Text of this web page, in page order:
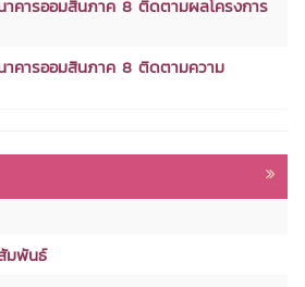
าคารออมสินภาค 8 ติดตามผลโครงการ
าคารออมสินภาค 8 ติดตามความ
มพันธ์